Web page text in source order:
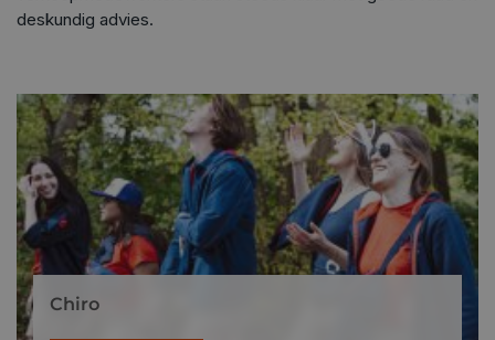
deskundig advies.
Chiro